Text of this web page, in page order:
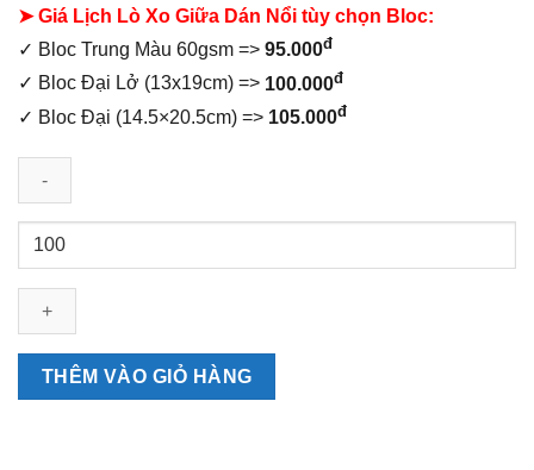
➤ Giá Lịch Lò Xo Giữa Dán Nổi tùy chọn Bloc:
✓ Bloc Trung Màu 60gsm => 95.000đ
✓ Bloc Đại Lở (13x19cm) => 100.000đ
✓ Bloc Đại (14.5×20.5cm) => 105.000đ
Lịch
xo
giữa
nổi
Lộc
THÊM VÀO GIỎ HÀNG